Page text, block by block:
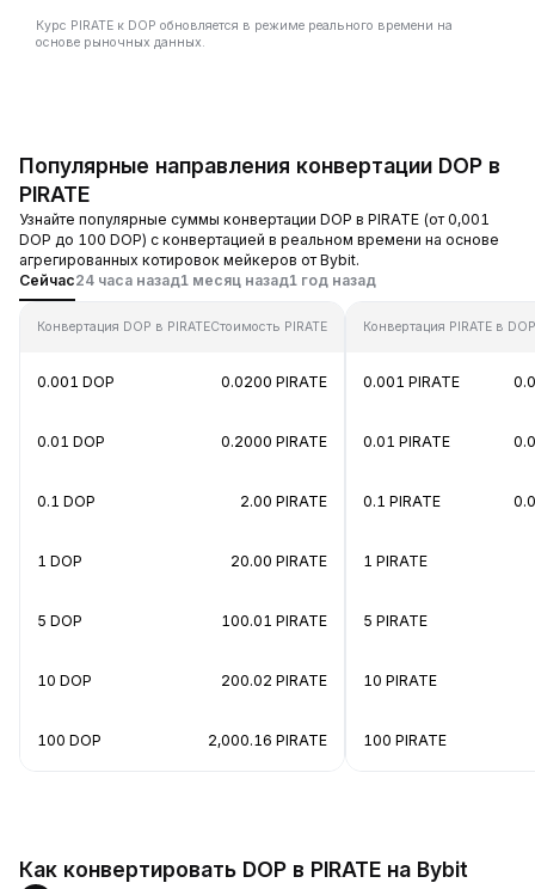
Курс PIRATE к DOP обновляется в режиме реального времени на
основе рыночных данных.
Популярные направления конвертации DOP в
PIRATE
Узнайте популярные суммы конвертации DOP в PIRATE (от 0,001
DOP до 100 DOP) с конвертацией в реальном времени на основе
агрегированных котировок мейкеров от Bybit.
Сейчас24 часа назад1 месяц назад1 год назад
Конвертация DOP в PIRATEСтоимость PIRATE
0.001 DOP 0.0200 PIRATE
0.01 DOP 0.2000 PIRATE
0.1 DOP 2.00 PIRATE
1 DOP 20.00 PIRATE
5 DOP 100.01 PIRATE
10 DOP 200.02 PIRATE
100 DOP 2,000.16 PIRATE
Конвертация PIRATE в DOP
0.001 PIRATE
0.01 PIRATE
0.1 PIRATE
1 PIRATE
5 PIRATE
10 PIRATE
100 PIRATE
Как конвертировать DOP в PIRATE на Bybit